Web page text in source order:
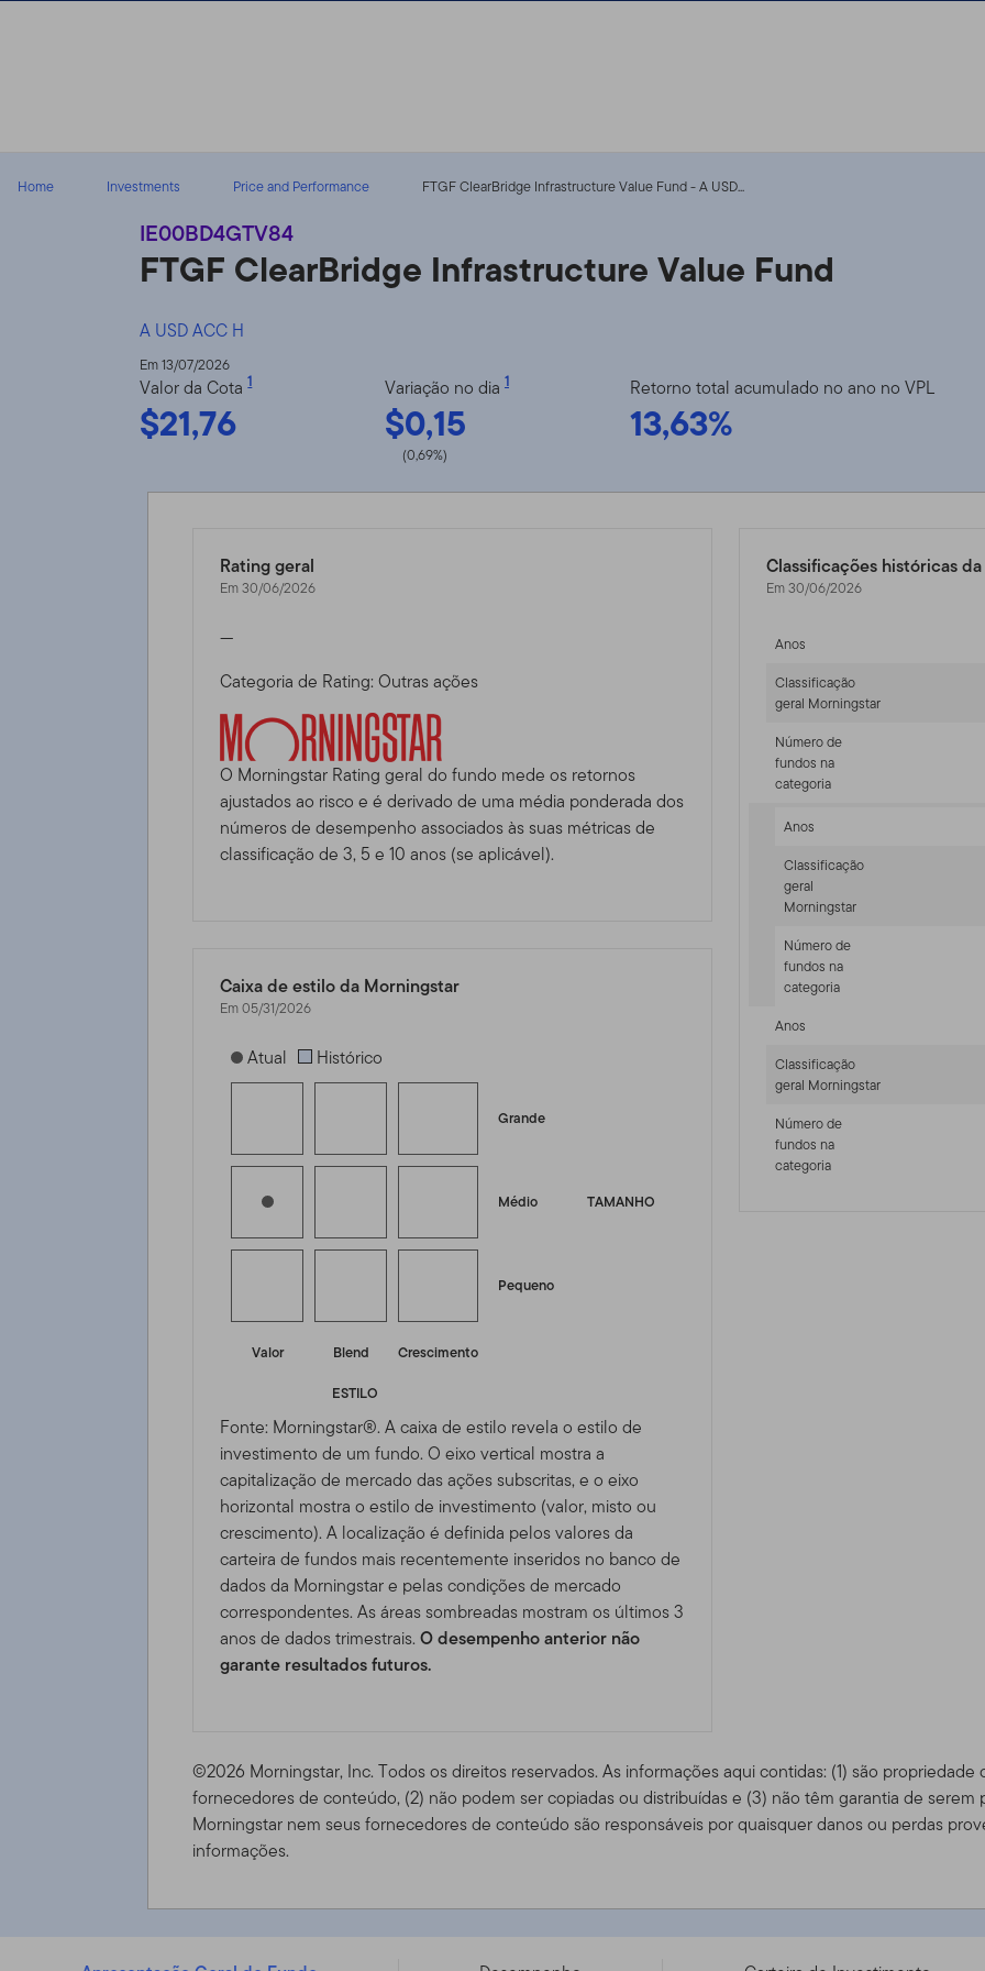
Home Investments Price and Performance FTGF ClearBridge Infrastructure Value Fund - A USD...
IE00BD4GTV84
FTGF ClearBridge Infrastructure Value Fund
A USD ACC H
Em 13/07/2026
Valor da Cota1
$21,76
Variação no dia 1
$0,15
(0,69%)
Retorno total acumulado no ano no VPL
13,63%
Rating geral
Em 30/06/2026
—
Categoria de Rating: Outras ações
O Morningstar Rating geral do fundo mede os retornos
ajustados ao risco e é derivado de uma média ponderada dos
números de desempenho associados às suas métricas de
classificação de 3, 5 e 10 anos (se aplicável).
Caixa de estilo da Morningstar
Em 05/31/2026
[products.morningstar-stylebox-title-sr-equity]
Atual Histórico
Grande
TAMANHO
Médio
Pequeno
Valor Blend
Crescimento
ESTILO
Fonte: Morningstar®. A caixa de estilo revela o estilo de
investimento de um fundo. O eixo vertical mostra a
capitalização de mercado das ações subscritas, e o eixo
horizontal mostra o estilo de investimento (valor, misto ou
crescimento). A localização é definida pelos valores da
carteira de fundos mais recentemente inseridos no banco de
dados da Morningstar e pelas condições de mercado
correspondentes. As áreas sombreadas mostram os últimos 3
anos de dados trimestrais.O desempenho anterior não
garante resultados futuros.
Classificações históricas
Em 30/06/2026
Anos
Classificação
geral Morningstar
Número de
fundos na
categoria
Anos
Classificação
geral
Morningstar
Número de
fundos na
categoria
Anos
Classificação
geral Morningstar
Número de
fundos na
categoria
©2026 Morningstar, Inc. Todos os direitos reservados. As informações aqui contidas: (1) são
fornecedores de conteúdo, (2) não podem ser copiadas ou distribuídas e (3) não têm garantia de serem
Morningstar nem seus fornecedores de conteúdo são responsáveis ​​por quaisquer danos ou perdas
informações.
FTGF ClearBridge Infrastructure Value Fund - A USD ACC H - IE00BD4GTV84